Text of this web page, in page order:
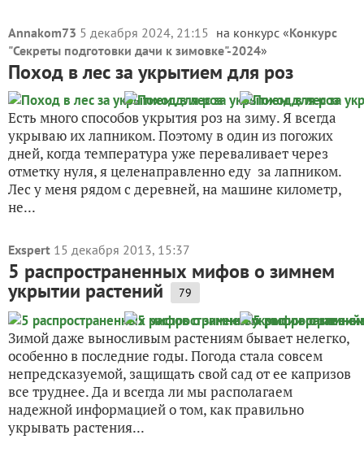
Annakom73 5 декабря 2024, 21:15 на конкурс «Конкурс
"Секреты подготовки дачи к зимовке"-2024»
Поход в лес за укрытием для роз
Есть много способов укрытия роз на зиму. Я всегда
укрываю их лапником. Поэтому в один из погожих
дней, когда температура уже переваливает через
отметку нуля, я целенаправленно еду за лапником.
Лес у меня рядом с деревней, на машине километр,
не...
Exspert 15 декабря 2013, 15:37
5 распространенных мифов о зимнем
укрытии растений 79
Зимой даже выносливым растениям бывает нелегко,
особенно в последние годы. Погода стала совсем
непредсказуемой, защищать свой сад от ее капризов
все труднее. Да и всегда ли мы располагаем
надежной информацией о том, как правильно
укрывать растения...